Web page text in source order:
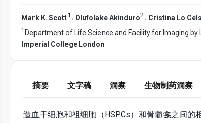
Mark K. Scott1 , Olufolake Akinduro2 , Cristina Lo
1 Department of Life Science and Facility for Imaging by
Imperial College London
摘要 文字稿 洞察 生物制药洞察
造血干细胞和祖细胞（HSPCs）和骨髓龛之间